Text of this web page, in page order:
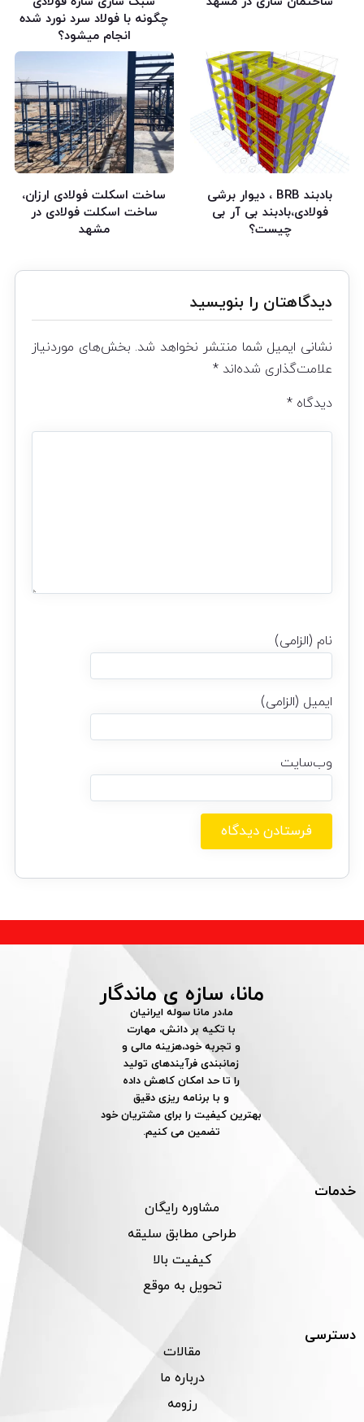
چگونه با فولاد سرد نورد شده
انجام میشود؟
بادبند BRB ، دیوار برشی
فولادی،بادبند بی آر بی
چیست؟
ساخت اسکلت فولادی ارزان،
ساخت اسکلت فولادی در
مشهد
دیدگاهتان را بنویسید
نشانی ایمیل شما منتشر نخواهد شد. بخش‌های موردنیاز
علامت‌گذاری شده‌اند *
دیدگاه *
نام (الزامی)
ایمیل (الزامی)
وب‌سایت
مانا، سازه ی ماندگار
ما،در مانا سوله ایرانیان
با تکیه بر دانش، مهارت
و تجربه خود،هزینه مالی و
زمانبندی فرآیندهای تولید
را تا حد امکان کاهش داده
و با برنامه ریزی دقیق
بهترین کیفیت را برای مشتریان خود
تضمین می کنیم.
خدمات
مشاوره رایگان
طراحی مطابق سلیقه
کیفیت بالا
تحویل به موقع
دسترسی
مقالات
درباره ما
رزومه